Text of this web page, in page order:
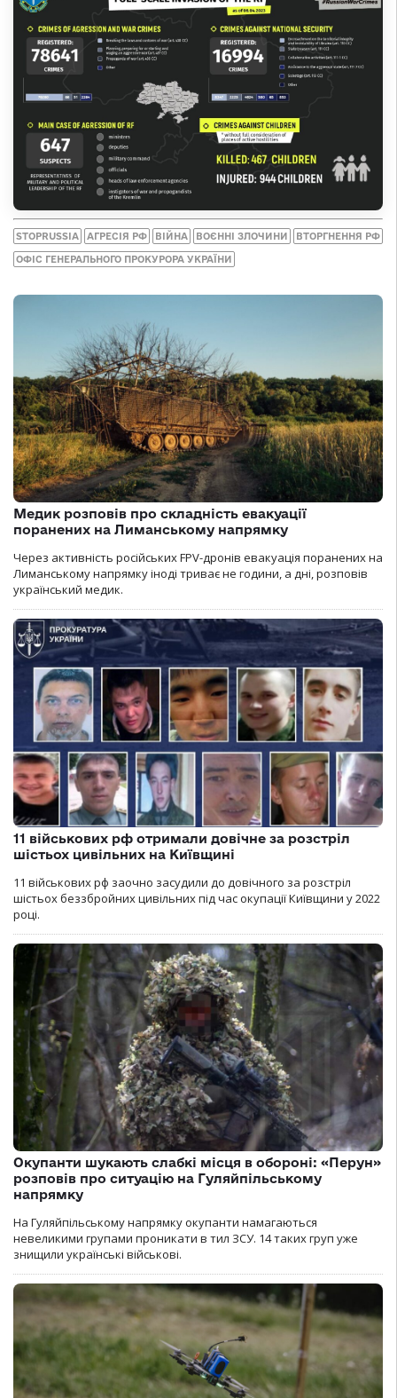
STOPRUSSIA АГРЕСІЯ РФ ВІЙНА ВОЄННІ ЗЛОЧИНИ ВТОРГНЕННЯ РФ
ОФІС ГЕНЕРАЛЬНОГО ПРОКУРОРА УКРАЇНИ
Медик розповів про складність евакуації
поранених на Лиманському напрямку
Через активність російських FPV-дронів евакуація поранених на
Лиманському напрямку іноді триває не години, а дні, розповів
український медик.
11 військових рф отримали довічне за розстріл
шістьох цивільних на Київщині
11 військових рф заочно засудили до довічного за розстріл
шістьох беззбройних цивільних під час окупації Київщини у 2022
році.
Окупанти шукають слабкі місця в обороні: «Перун»
розповів про ситуацію на Гуляйпільському
напрямку
На Гуляйпільському напрямку окупанти намагаються
невеликими групами проникати в тил ЗСУ. 14 таких груп уже
знищили українські військові.